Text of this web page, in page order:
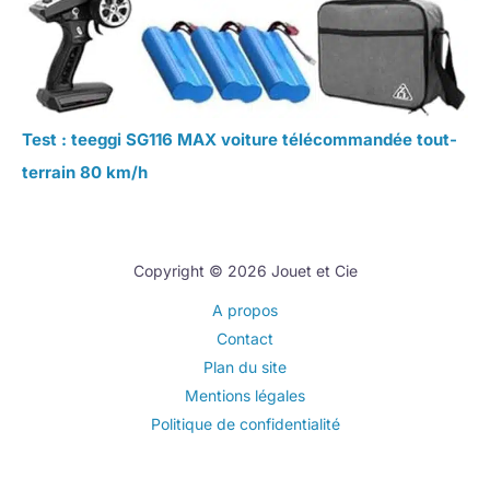
Test : teeggi SG116 MAX voiture télécommandée tout-
terrain 80 km/h
Copyright © 2026 Jouet et Cie
A propos
Contact
Plan du site
Mentions légales
Politique de confidentialité